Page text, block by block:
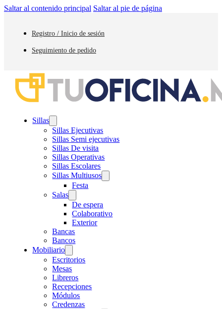
Saltar al contenido principal Saltar al pie de página
Registro / Inicio de sesión
Seguimiento de pedido
Sillas
Sillas Ejecutivas
Sillas Semi ejecutivas
Sillas De visita
Sillas Operativas
Sillas Escolares
Sillas Multiusos
Festa
Salas
De espera
Colaborativo
Exterior
Bancas
Bancos
Mobiliario
Escritorios
Mesas
Libreros
Recepciones
Módulos
Credenzas